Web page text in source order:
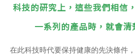
科技的研究上，這些我們相信
一系列的產品時，就會清
在此科技時代要保持健康的先決條件